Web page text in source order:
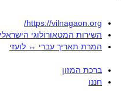
https://vilnagaon.org/
השירות המטאורולוגי הישראלי
המרת תאריך עברי ↔ לועזי
ברכת המזון
חננו